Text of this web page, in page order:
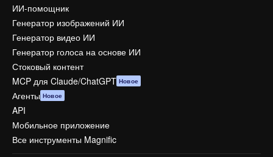
ИИ-помощник
Генератор изображений ИИ
Генератор видео ИИ
Генератор голоса на основе ИИ
Стоковый контент
MCP для Claude/ChatGPT Новое
Агенты Новое
API
Мобильное приложение
Все инструменты Magnific